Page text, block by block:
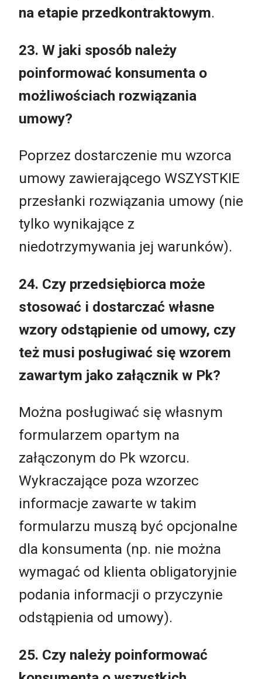
na etapie przedkontraktowym.
23. W jaki sposób należy
poinformować konsumenta o
możliwościach rozwiązania
umowy?
Poprzez dostarczenie mu wzorca
umowy zawierającego WSZYSTKIE
przesłanki rozwiązania umowy (nie
tylko wynikające z
niedotrzymywania jej warunków).
24. Czy przedsiębiorca może
stosować i dostarczać własne
wzory odstąpienie od umowy, czy
też musi posługiwać się wzorem
zawartym jako załącznik w Pk?
Można posługiwać się własnym
formularzem opartym na
załączonym do Pk wzorcu.
Wykraczające poza wzorzec
informacje zawarte w takim
formularzu muszą być opcjonalne
dla konsumenta (np. nie można
wymagać od klienta obligatoryjnie
podania informacji o przyczynie
odstąpienia od umowy).
25. Czy należy poinformować